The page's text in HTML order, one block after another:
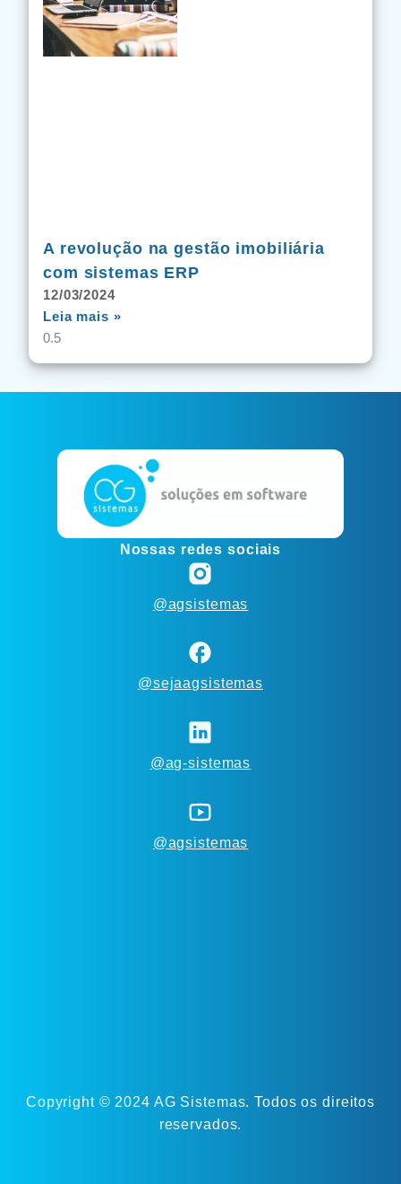
A revolução na gestão imobiliária
com sistemas ERP
12/03/2024
Leia mais »
Nossas redes sociais
@agsistemas
@sejaagsistemas
@ag-sistemas
@agsistemas
Copyright © 2024 AG Sistemas. Todos os direitos
reservados.